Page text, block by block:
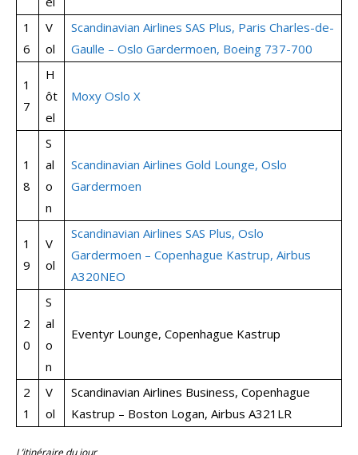
1
6
V
ol
Scandinavian Airlines SAS Plus, Paris Charles-de-
Gaulle – Oslo Gardermoen, Boeing 737-700
1
7
H
ôt
el
Moxy Oslo X
1
8
S
al
o
n
Scandinavian Airlines Gold Lounge, Oslo
Gardermoen
1
9
V
ol
Scandinavian Airlines SAS Plus, Oslo
Gardermoen – Copenhague Kastrup, Airbus
A320NEO
2
0
S
al
o
n
Eventyr Lounge, Copenhague Kastrup
2
1
V
ol
Scandinavian Airlines Business, Copenhague
Kastrup – Boston Logan, Airbus A321LR